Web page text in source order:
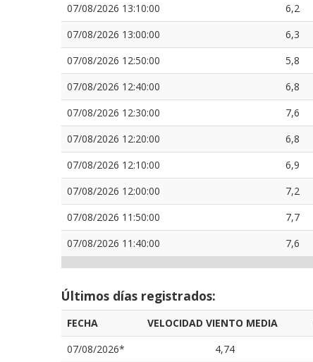
07/08/2026 13:10:00
6,2
07/08/2026 13:00:00
6,3
07/08/2026 12:50:00
5,8
07/08/2026 12:40:00
6,8
07/08/2026 12:30:00
7,6
07/08/2026 12:20:00
6,8
07/08/2026 12:10:00
6,9
07/08/2026 12:00:00
7,2
07/08/2026 11:50:00
7,7
07/08/2026 11:40:00
7,6
Últimos días registrados:
FECHA VELOCIDAD VIENTO MEDIA
07/08/2026*
4,74